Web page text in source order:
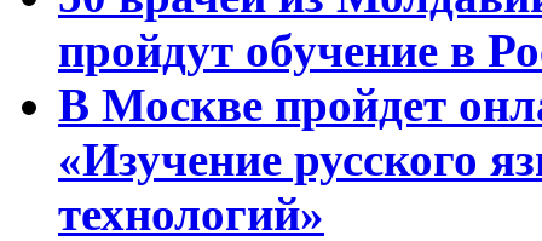
пройдут обучение в
В Москве пройдет
«Изучение русского
технологий»